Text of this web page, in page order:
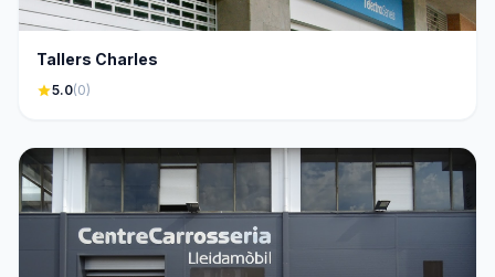
Tallers Charles
star5.0(0)